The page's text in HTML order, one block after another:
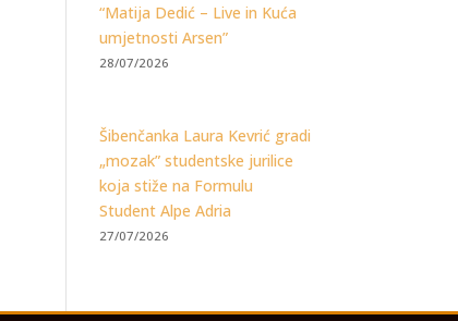
“Matija Dedić – Live in Kuća
umjetnosti Arsen”
28/07/2026
Šibenčanka Laura Kevrić gradi
„mozak” studentske jurilice
koja stiže na Formulu
Student Alpe Adria
27/07/2026